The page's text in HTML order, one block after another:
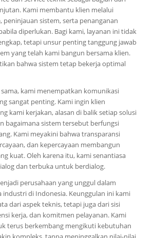
Kami membantu klien melalui
peninjauan sistem, serta penanganan
diperlukan. Bagi kami, layanan ini tidak
tetapi unsur penting tanggung jawab
yang telah kami bangun bersama klien.
bahwa sistem tetap bekerja optimal
kami menempatkan komunikasi
sangat penting. Kami ingin klien
kami kerjakan, alasan di balik setiap solusi
bagaimana sistem tersebut berfungsi
Kami meyakini bahwa transparansi
dan kepercayaan membangun
kuat. Oleh karena itu, kami senantiasa
dan terbuka untuk berdialog.
perusahaan yang unggul dalam
industri di Indonesia. Keunggulan ini kami
dari aspek teknis, tetapi juga dari sisi
kerja, dan komitmen pelayanan. Kami
terus berkembang mengikuti kebutuhan